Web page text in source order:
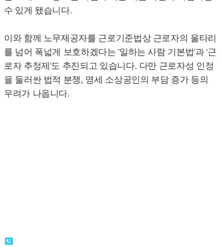
수 있게 됐습니다.
이와 함께 노무제공자를 근로기준법상 근로자의 울타리
를 넘어 폭넓게 보호하겠다는 '일하는 사람 기본법'과 '근
로자 추정제'도 추진되고 있습니다. 다만 근로자성 인정
을 둘러싼 법적 분쟁, 영세 소상공인의 부담 증가 등의
우려가 나옵니다.